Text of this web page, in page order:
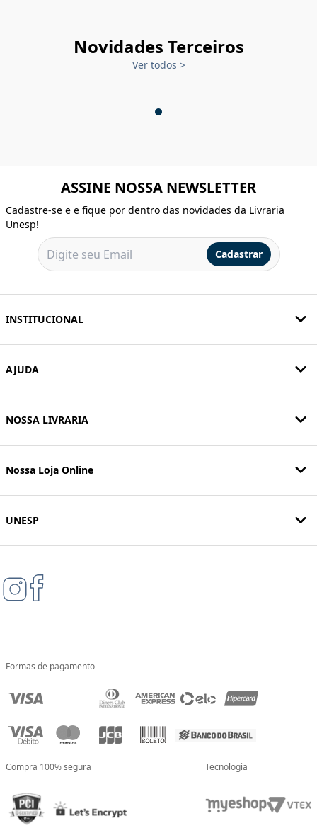
Novidades Terceiros
Ver todos >
ASSINE NOSSA NEWSLETTER
Cadastre-se e e fique por dentro das novidades da Livraria
Unesp!
Cadastrar
INSTITUCIONAL
AJUDA
NOSSA LIVRARIA
Nossa Loja Online
UNESP
Formas de pagamento
Compra 100% segura Tecnologia